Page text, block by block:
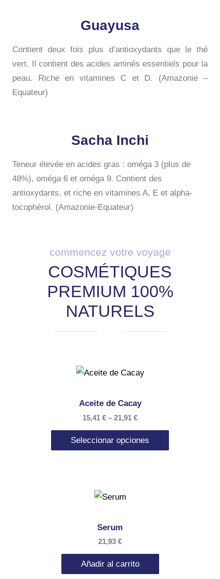
Guayusa
Contient deux fois plus d’antioxydants que le thé
vert. Il contient des acides aminés essentiels pour la
peau. Riche en vitamines C et D. (Amazonie –
Equateur)
Sacha Inchi
Teneur élevée en acides gras : oméga 3 (plus de
48%), oméga 6 et oméga 9. Contient des
antioxydants, et riche en vitamines A, E et alpha-
tocophérol. (Amazonie-Equateur)
commencez votre voyage
COSMÉTIQUES
PREMIUM 100%
NATURELS
Aceite de Cacay
15,41 € – 21,91 €
Seleccionar opciones
Serum
21,93 €
Añadir al carrito